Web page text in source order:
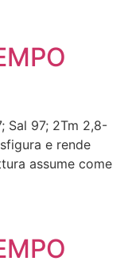
Sal 97; 2Tm 2,8-
e rende
assume come